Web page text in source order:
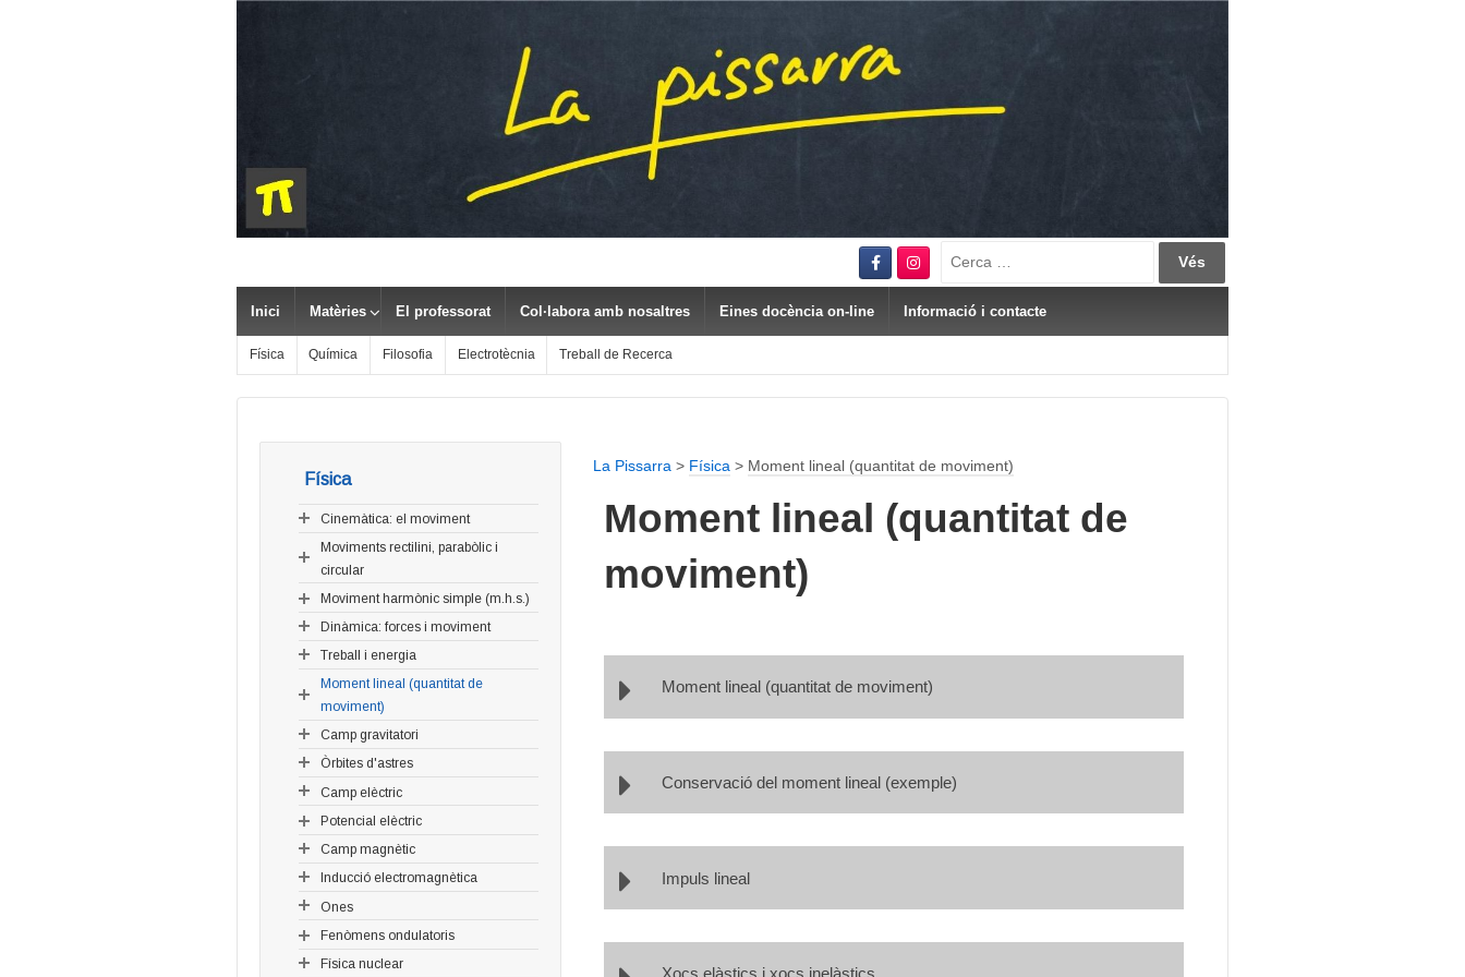
Search
Inici Matèries El professorat Col·labora amb nosaltres Eines docència on-line Informació i contacte
Física Química Filosofia Electrotècnia Treball de Recerca
La Pissarra> Física> Moment lineal (quantitat de moviment)
Moment lineal (quantitat de
moviment)
Moment lineal (quantitat de moviment)
Conservació del moment lineal (exemple)
Impuls lineal
Física
Cinemàtica: el moviment
Moviments rectilini, parabòlic i
circular
Moviment harmònic simple (m.h.s.)
Dinàmica: forces i moviment
Treball i energia
Moment lineal (quantitat de
moviment)
Camp gravitatori
Òrbites d'astres
Camp elèctric
Potencial elèctric
Camp magnètic
Inducció electromagnètica
Ones
Fenòmens ondulatoris
Física nuclear